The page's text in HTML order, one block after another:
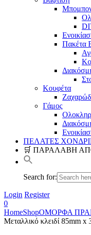
Πακέτα
Κουφέτα
Γάμος
ΠΕΛΑΤΕΣ
🛒 ΠΑΡΑΛΑΒΗ
Search for:
Login Register
0
HomeShopΟΜΟΡΦΑ
Μεταλλικό κλειδί 85mm x